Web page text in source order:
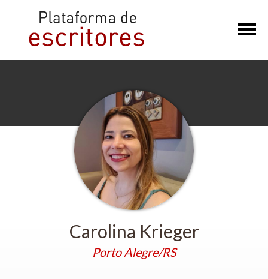
×
Carolina Krieger
Porto Alegre/RS